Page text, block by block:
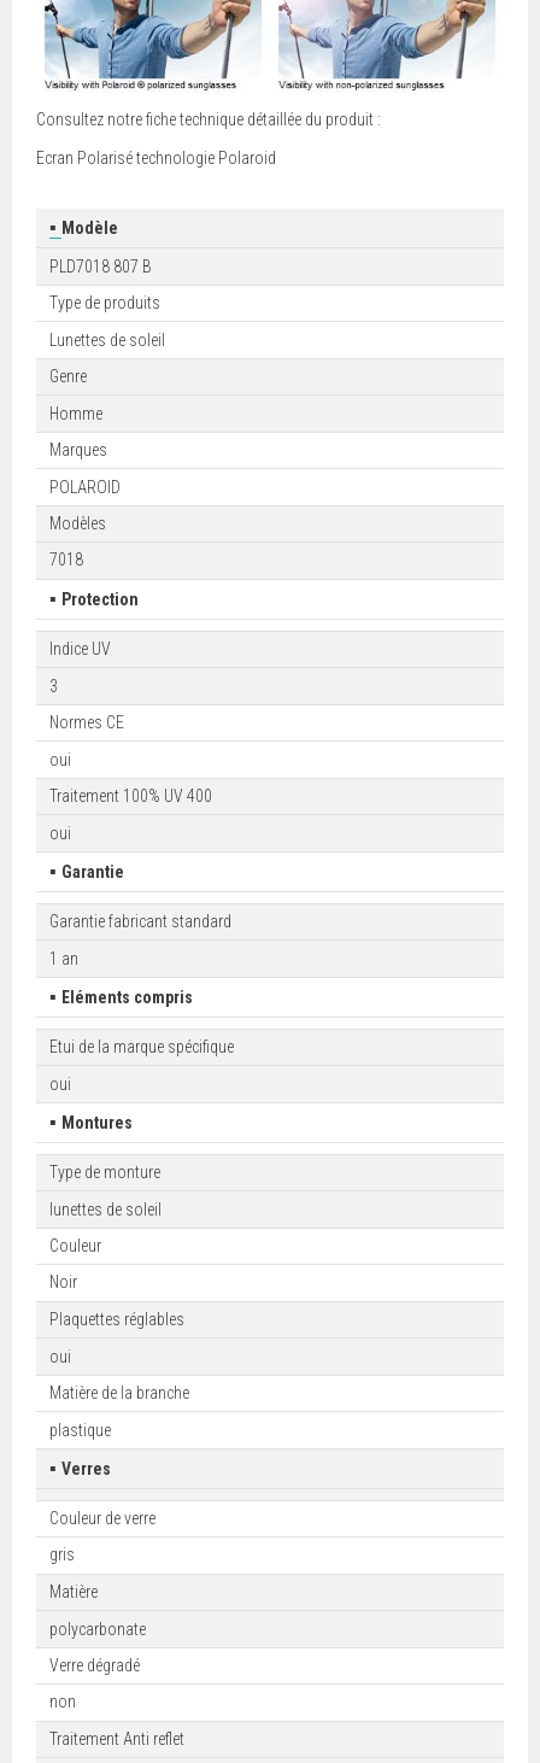
Consultez notre fiche technique détaillée du produit :
Ecran Polarisé technologie Polaroid
▪ Modèle
PLD7018 807 B
Type de produits
Lunettes de soleil
Genre
Homme
Marques
POLAROID
Modèles
7018
▪ Protection
Indice UV
3
Normes CE
oui
Traitement 100% UV 400
oui
▪ Garantie
Garantie fabricant standard
1 an
▪ Eléments compris
Etui de la marque spécifique
oui
▪ Montures
Type de monture
lunettes de soleil
Couleur
Noir
Plaquettes réglables
oui
Matière de la branche
plastique
▪Verres
Couleur de verre
gris
Matière
polycarbonate
Verre dégradé
non
Traitement Anti reflet